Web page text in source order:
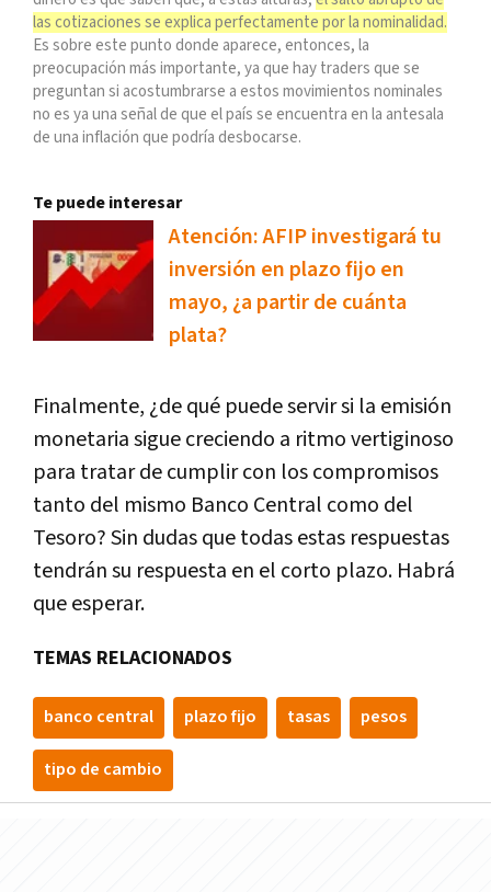
las cotizaciones se explica perfectamente por la nominalidad.
Es sobre este punto donde aparece, entonces, la
preocupación más importante, ya que hay traders que se
preguntan si acostumbrarse a estos movimientos nominales
no es ya una señal de que el país se encuentra en la antesala
de una inflación que podría desbocarse.
Te puede interesar
Atención: AFIP investigará tu
inversión en plazo fijo en
mayo, ¿a partir de cuánta
plata?
Finalmente, ¿de qué puede servir si la emisión
monetaria sigue creciendo a ritmo vertiginoso
para tratar de cumplir con los compromisos
tanto del mismo Banco Central como del
Tesoro? Sin dudas que todas estas respuestas
tendrán su respuesta en el corto plazo. Habrá
que esperar.
TEMAS RELACIONADOS
banco central plazo fijo tasas pesos
tipo de cambio